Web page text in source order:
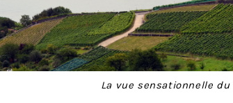
La vue sensationnelle du